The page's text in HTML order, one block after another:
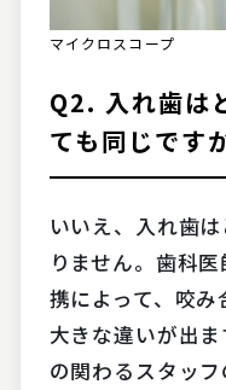
マイクロスコープ
Q2. 入れ歯は
ても同じです
いいえ、入れ歯
りません。歯科
携によって、咬
大きな違いが出
の関わるスタッ